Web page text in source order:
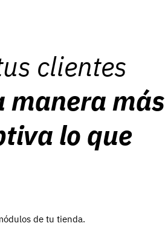
clientes
manera más
lo que
de tu tienda.